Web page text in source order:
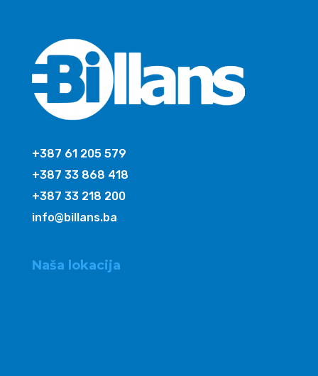
+387 61 205 579
+387 33 868 418
+387 33 218 200
info@billans.ba
Naša lokacija